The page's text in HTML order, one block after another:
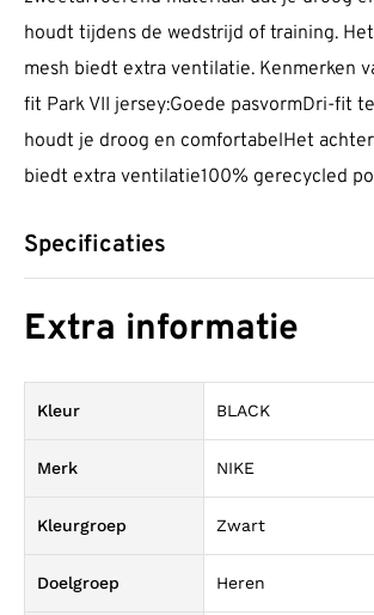
houdt tijdens de wedstrijd of training.
mesh biedt extra ventilatie. Kenmerken
fit Park VII jersey:Goede pasvormDri-fit
houdt je droog en comfortabelHet
biedt extra ventilatie100% gerecycled
Specificaties
Extra informatie
Kleur BLACK
Merk NIKE
Kleurgroep Zwart
Doelgroep Heren